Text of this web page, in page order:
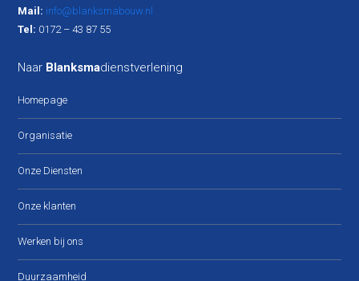
Mail: info@blanksmabouw.nl
Tel: 0172 – 43 87 55
Naar Blanksmadienstverlening
Homepage
Organisatie
Onze Diensten
Onze klanten
Werken bij ons
Duurzaamheid